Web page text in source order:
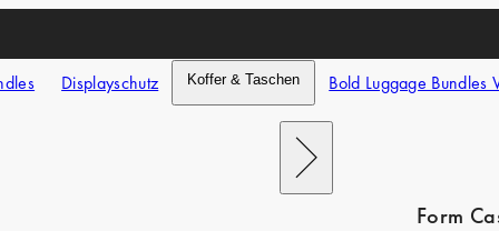
Displayschutz Koffer & Taschen Bold Luggage Bundles
Nach
rechts
schieben
Form